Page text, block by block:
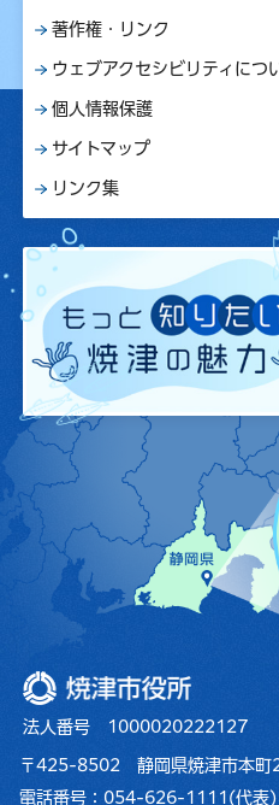
著作権・リンク
ウェブアクセシビリティにつ
個人情報保護
サイトマップ
リンク集
焼津市役所
法人番号 1000020222127
〒425-8502 静岡県焼津市本町
電話番号： 054-626-1111 (代表)